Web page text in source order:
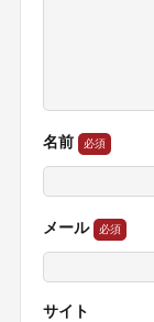
名前
メール
サイト